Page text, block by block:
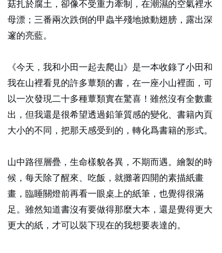
菇扎於腐土，卻像不受重力牽制，在潮濕的空氣裡水
母漂；三番兩次跌倒的甲蟲半殘地掀動翅膀，露出深
邃的亮藍。
《今天，我和小田一起去爬山》是一本收錄了小田和
我在山裡看見的許多蕈類的書，在一座小山裡面，可
以一次發現二十多種蕈類實在驚喜！雖然沒有全數畫
出，但我還是很希望透過鉛筆質感的變化、書籍內頁
大小的不同，把那天感受到的，轉化爲書籍的形式。
山中路徑層疊，生命樣貌各異，不期而遇。繪製的時
候，每天除了醒來、吃飯，就攤著四開的素描紙畫
畫，臨睡關燈前再看一眼桌上的紙筆，也覺得很滿
足。雖然知道書沒有要做得那麼大本，還是覺得更大
更大的紙，才可以裝下現在的我想要表達的。